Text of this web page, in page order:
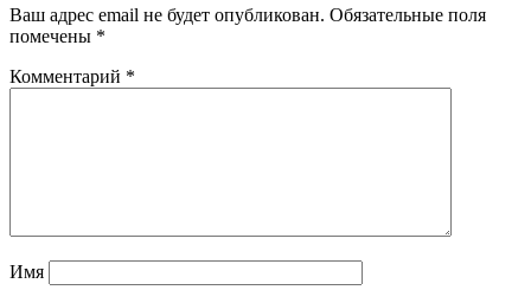
Ваш адрес email не будет опубликован. Обязательные поля
помечены *
Комментарий *
Имя